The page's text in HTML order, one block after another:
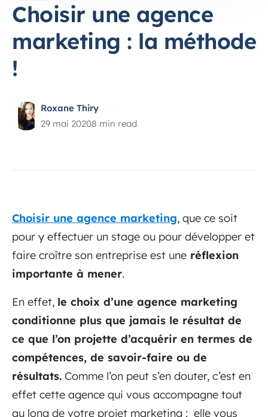
Choisir une agence
marketing : la méthode
!
Roxane Thiry
29 mai 20208 min read
Choisir une agence marketing, que ce soit
pour y effectuer un stage ou pour développer et
faire croître son entreprise est une réflexion
importante à mener.
En effet, le choix d’une agence marketing
conditionne plus que jamais le résultat de
ce que l’on projette d’acquérir en termes de
compétences, de savoir-faire ou de
résultats. Comme l’on peut s’en douter, c’est en
effet cette agence qui vous accompagne tout
au long de votre projet marketing : elle vous